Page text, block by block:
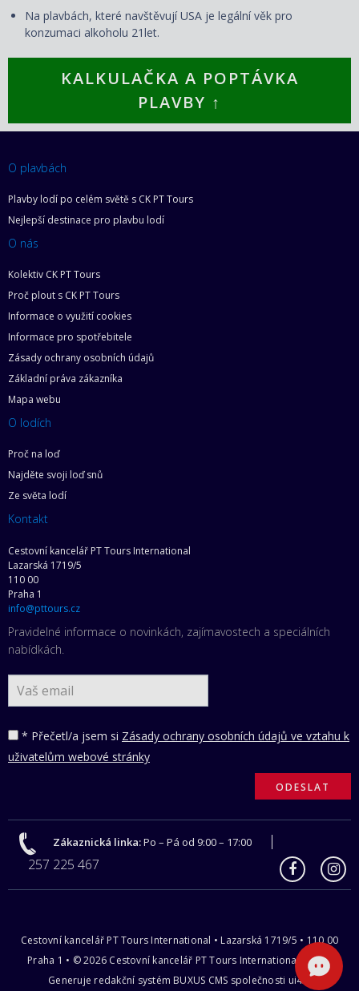
Na plavbách, které navštěvují USA je legální věk pro
konzumaci alkoholu 21let.
KALKULAČKA A POPTÁVKA
PLAVBY ↑
O plavbách
Plavby lodí po celém světě s CK PT Tours
Nejlepší destinace pro plavbu lodí
O nás
Kolektiv CK PT Tours
Proč plout s CK PT Tours
Informace o využití cookies
Informace pro spotřebitele
Zásady ochrany osobních údajů
Základní práva zákazníka
Mapa webu
O lodích
Proč na loď
Najděte svoji loď snů
Ze světa lodí
Kontakt
Cestovní kancelář PT Tours International
Lazarská 1719/5
110 00
Praha 1
info@pttours.cz
Pravidelné informace o novinkách, zajímavostech a speciálních
nabídkách.
* Přečetl/a jsem si Zásady ochrany osobních údajů ve vztahu k
uživatelům webové stránky
Zákaznická linka:Po – Pá od 9:00 – 17:00
257 225 467
Cestovní kancelář PT Tours International • Lazarská 1719/5 • 110 00
Praha 1 • © 2026 Cestovní kancelář PT Tours International s.r.o |
Generuje redakční systém BUXUS CMS společnosti ui42 .